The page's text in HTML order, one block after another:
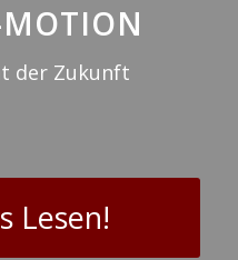
MOTION
der Zukunft
Lesen!